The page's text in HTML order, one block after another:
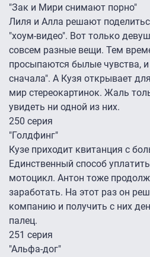
"Зак и Мири снимают порно"
Лиля и Алла решают
"хоум-видео". Вот только
совсем разные вещи. Тем
просыпаются былые чувства,
сначала". А Кузя открывает
мир стереокартинок. Жаль
увидеть ни одной из них.
250 серия
"Голдфинг"
Кузе приходит квитанция с
Единственный способ
мотоцикл. Антон тоже
заработать. На этот раз он
компанию и получить с них
палец.
251 серия
"Альфа-дог"